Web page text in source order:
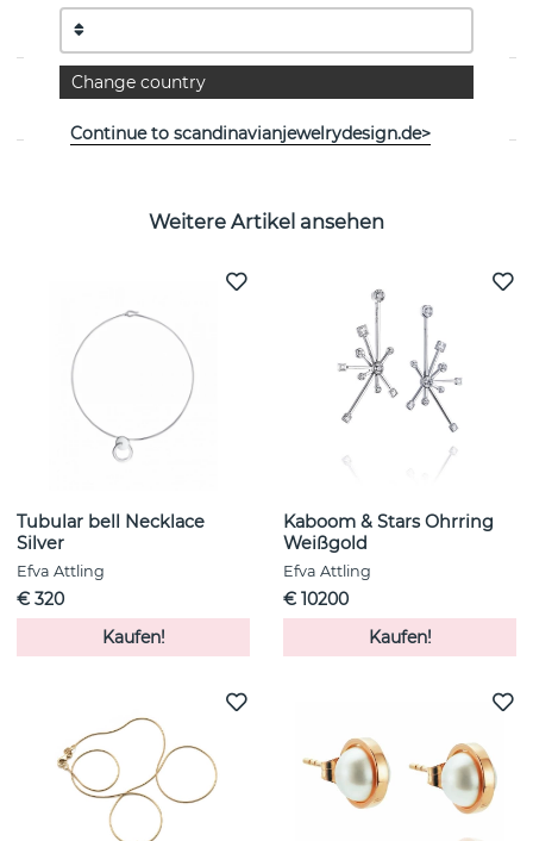
PRODUKTBESCHREIBUNG
EIGENSCHAFTEN
Weitere Artikel ansehen
Tubular bell Necklace
Silver
Efva Attling
€ 320
Kaufen!
Kaboom & Stars Ohrring
Weißgold
Efva Attling
€ 10200
Kaufen!
Change country
Continue to scandinavianjewelrydesign.de>